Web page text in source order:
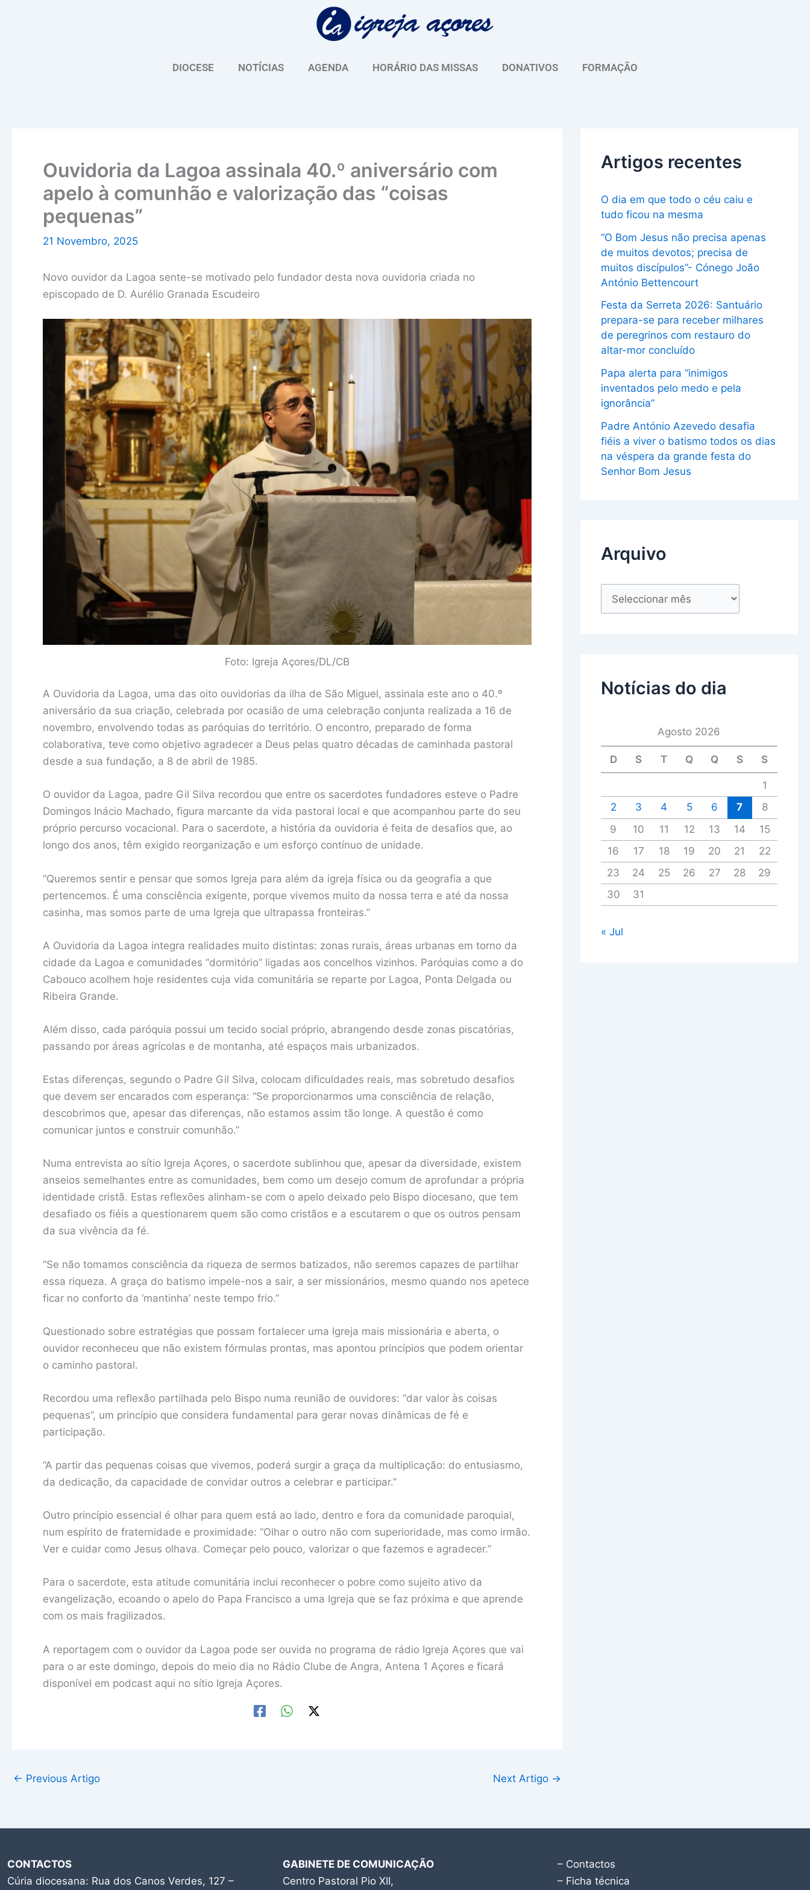
DIOCESE NOTÍCIAS AGENDA HORÁRIO DAS MISSAS DONATIVOS FORMAÇÃO
Ouvidoria da Lagoa assinala 40.º aniversário com
apelo à comunhão e valorização das “coisas
pequenas”
21 Novembro, 2025
Novo ouvidor da Lagoa sente-se motivado pelo fundador desta nova ouvidoria criada no
episcopado de D. Aurélio Granada Escudeiro
Foto: Igreja Açores/DL/CB
A Ouvidoria da Lagoa, uma das oito ouvidorias da ilha de São Miguel, assinala este ano o 40.º
aniversário da sua criação, celebrada por ocasião de uma celebração conjunta realizada a 16 de
novembro, envolvendo todas as paróquias do território. O encontro, preparado de forma
colaborativa, teve como objetivo agradecer a Deus pelas quatro décadas de caminhada pastoral
desde a sua fundação, a 8 de abril de 1985.
O ouvidor da Lagoa, padre Gil Silva recordou que entre os sacerdotes fundadores esteve o Padre
Domingos Inácio Machado, figura marcante da vida pastoral local e que acompanhou parte do seu
próprio percurso vocacional. Para o sacerdote, a história da ouvidoria é feita de desafios que, ao
longo dos anos, têm exigido reorganização e um esforço contínuo de unidade.
“Queremos sentir e pensar que somos Igreja para além da igreja física ou da geografia a que
pertencemos. É uma consciência exigente, porque vivemos muito da nossa terra e até da nossa
casinha, mas somos parte de uma Igreja que ultrapassa fronteiras.”
A Ouvidoria da Lagoa integra realidades muito distintas: zonas rurais, áreas urbanas em torno da
cidade da Lagoa e comunidades “dormitório” ligadas aos concelhos vizinhos. Paróquias como a do
Cabouco acolhem hoje residentes cuja vida comunitária se reparte por Lagoa, Ponta Delgada ou
Ribeira Grande.
Além disso, cada paróquia possui um tecido social próprio, abrangendo desde zonas piscatórias,
passando por áreas agrícolas e de montanha, até espaços mais urbanizados.
Estas diferenças, segundo o Padre Gil Silva, colocam dificuldades reais, mas sobretudo desafios
que devem ser encarados com esperança: “Se proporcionarmos uma consciência de relação,
descobrimos que, apesar das diferenças, não estamos assim tão longe. A questão é como
comunicar juntos e construir comunhão.”
Numa entrevista ao sítio Igreja Açores, o sacerdote sublinhou que, apesar da diversidade, existem
anseios semelhantes entre as comunidades, bem como um desejo comum de aprofundar a própria
identidade cristã. Estas reflexões alinham-se com o apelo deixado pelo Bispo diocesano, que tem
desafiado os fiéis a questionarem quem são como cristãos e a escutarem o que os outros pensam
da sua vivência da fé.
“Se não tomamos consciência da riqueza de sermos batizados, não seremos capazes de partilhar
essa riqueza. A graça do batismo impele-nos a sair, a ser missionários, mesmo quando nos apetece
ficar no conforto da ‘mantinha’ neste tempo frio.”
Questionado sobre estratégias que possam fortalecer uma Igreja mais missionária e aberta, o
ouvidor reconheceu que não existem fórmulas prontas, mas apontou princípios que podem orientar
o caminho pastoral.
Recordou uma reflexão partilhada pelo Bispo numa reunião de ouvidores: “dar valor às coisas
pequenas”, um princípio que considera fundamental para gerar novas dinâmicas de fé e
participação.
“A partir das pequenas coisas que vivemos, poderá surgir a graça da multiplicação: do entusiasmo,
da dedicação, da capacidade de convidar outros a celebrar e participar.”
Outro princípio essencial é olhar para quem está ao lado, dentro e fora da comunidade paroquial,
num espírito de fraternidade e proximidade: “Olhar o outro não com superioridade, mas como irmão.
Ver e cuidar como Jesus olhava. Começar pelo pouco, valorizar o que fazemos e agradecer.”
Para o sacerdote, esta atitude comunitária inclui reconhecer o pobre como sujeito ativo da
evangelização, ecoando o apelo do Papa Francisco a uma Igreja que se faz próxima e que aprende
com os mais fragilizados.
A reportagem com o ouvidor da Lagoa pode ser ouvida no programa de rádio Igreja Açores que vai
para o ar este domingo, depois do meio dia no Rádio Clube de Angra, Antena 1 Açores e ficará
disponível em podcast aqui no sítio Igreja Açores.
← Previous Artigo Next Artigo →
Artigos recentes
O dia em que todo o céu caiu e
tudo ficou na mesma
“O Bom Jesus não precisa apenas
de muitos devotos; precisa de
muitos discípulos”- Cónego João
António Bettencourt
Festa da Serreta 2026: Santuário
prepara-se para receber milhares
de peregrinos com restauro do
altar-mor concluído
Papa alerta para “inimigos
inventados pelo medo e pela
ignorância”
Padre António Azevedo desafia
fiéis a viver o batismo todos os dias
na véspera da grande festa do
Senhor Bom Jesus
Arquivo
u
Notícias do dia
Agosto 2026
D S T Q Q S S
1
2
3 4 5 6 7
8
9
10 11 12 13 14
15
16
17 18 19 20 21
22
23
24 25 26 27 28
29
30
31
« Jul
CONTACTOS
Cúria diocesana: Rua dos Canos Verdes, 127 –
GABINETE DE COMUNICAÇÃO
Centro Pastoral Pio XII,
– Contactos
– Ficha técnica